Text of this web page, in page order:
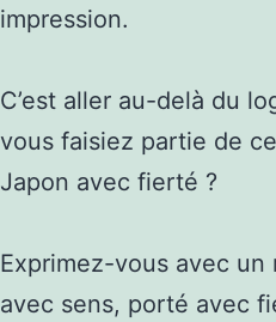
impression.
C’est aller au-delà du
vous faisiez partie de
Japon avec fierté ?
Exprimez-vous avec
avec sens, porté avec